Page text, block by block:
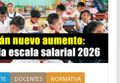
DOCENTES
NORMATIVA